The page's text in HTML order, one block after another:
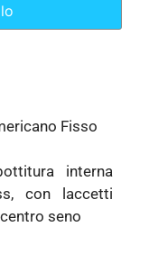
Fisso
interna
con laccetti
seno